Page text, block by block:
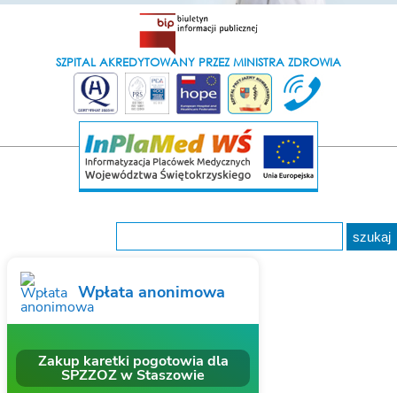
SZPITAL AKREDYTOWANY PRZEZ MINISTRA ZDROWIA